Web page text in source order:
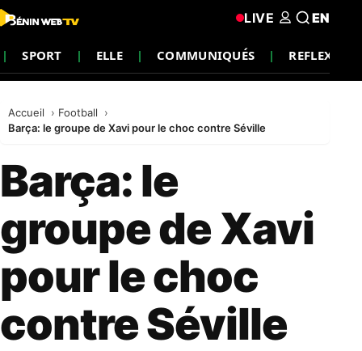
SPORT ELLE COMMUNIQUÉS REFLEXION
LIVE EN
Accueil
Football
Barça: le groupe de Xavi pour le choc contre Séville
Barça: le
groupe de Xavi
pour le choc
contre Séville